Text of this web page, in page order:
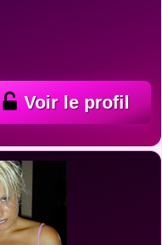
Voir le profil